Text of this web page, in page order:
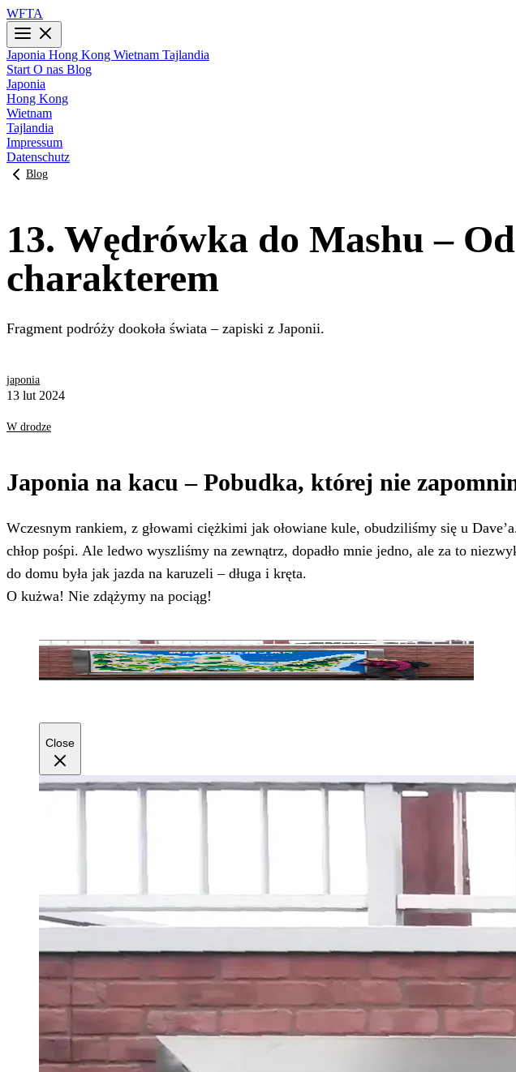
WFTA
Japonia Hong Kong Wietnam Tajlandia
Start O nas Blog
Japonia
Hong Kong
Wietnam
Tajlandia
Impressum
Datenschutz
Blog
13. Wędrówka do Mashu –
charakterem
Fragment podróży dookoła świata – zapiski z Japonii.
japonia
13 lut 2024
W drodze
Japonia na kacu – Pobudka, której nie
Wczesnym rankiem, z głowami ciężkimi jak ołowiane kule, obudziliśmy się u
chłop pośpi. Ale ledwo wyszliśmy na zewnątrz, dopadło mnie jedno, ale za to
do domu była jak jazda na karuzeli – długa i kręta.
O kużwa! Nie zdążymy na pociąg!
Close